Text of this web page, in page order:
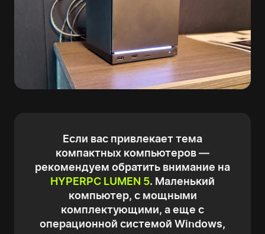
Если вас привлекает тема
компактных компьютеров —
рекомендуем обратить внимание на
HYPERPC LUMEN 5. Маленький
компьютер, с мощными
комплектующими, а еще с
операционной системой Windows,